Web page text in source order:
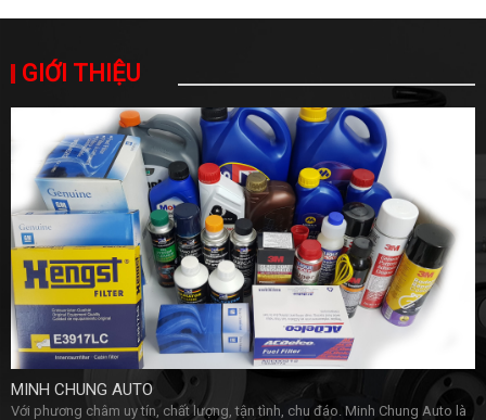
GIỚI THIỆU
MINH CHUNG AUTO
Với phương châm uy tín, chất lượng, tận tình, chu đáo. Minh Chung Auto là